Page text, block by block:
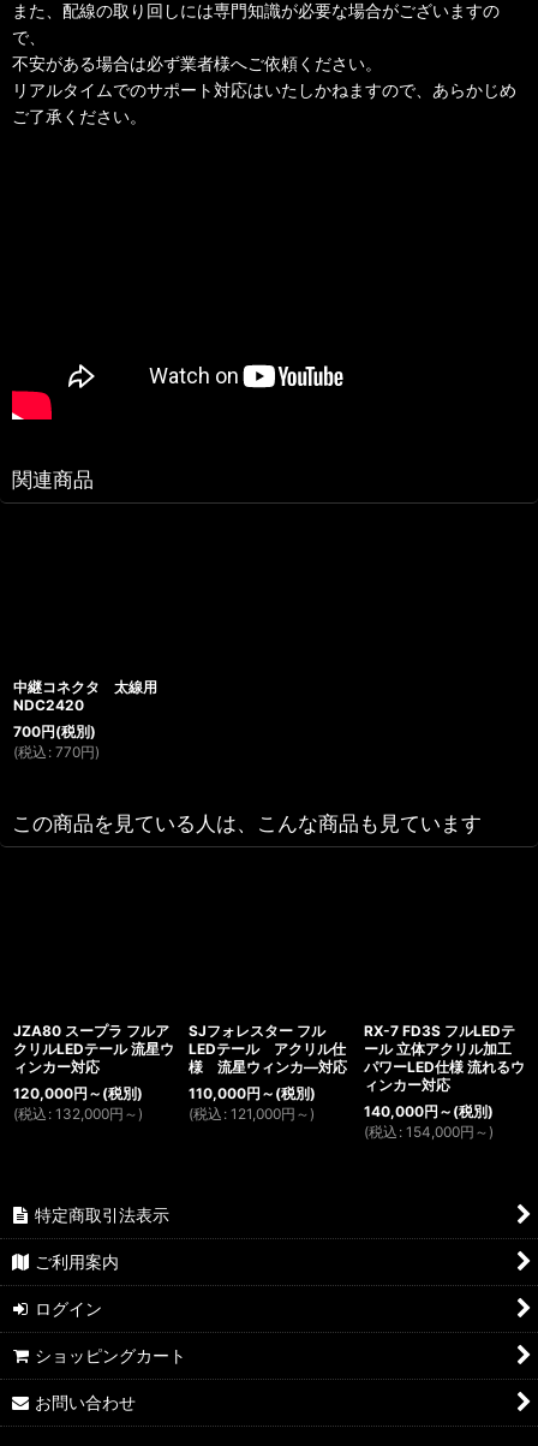
また、配線の取り回しには専門知識が必要な場合がございますの
で、
不安がある場合は必ず業者様へご依頼ください。
リアルタイムでのサポート対応はいたしかねますので、あらかじめ
ご了承ください。
関連商品
中継コネクタ 太線用
NDC2420
700円(税別)
(税込 : 770円)
この商品を見ている人は、こんな商品も見ています
JZA80 スープラ フルア
クリルLEDテール 流星ウ
ィンカー対応
120,000円 ～ (税別)
(税込 : 132,000円 ～)
SJフォレスター フル
LEDテール アクリル仕
様 流星ウィンカ―対応
110,000円 ～ (税別)
(税込 : 121,000円 ～)
RX-7 FD3S フルLEDテ
ール 立体アクリル加工
パワーLED仕様 流れるウ
ィンカー対応
140,000円 ～ (税別)
(税込 : 154,000円 ～)
特定商取引法表示
ご利用案内
ログイン
ショッピングカート
お問い合わせ